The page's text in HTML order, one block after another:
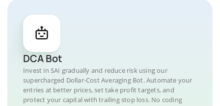
DCA Bot
Invest in SAI gradually and reduce risk using our
supercharged Dollar-Cost Averaging Bot. Automate your
entries at better prices, set take profit targets, and
protect your capital with trailing stop loss. No coding